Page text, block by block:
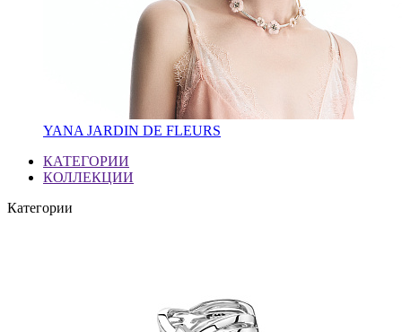
YANA JARDIN DE FLEURS
КАТЕГОРИИ
КОЛЛЕКЦИИ
Категории